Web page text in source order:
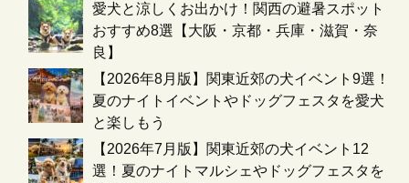
愛犬と涼しくお出かけ！関西の避暑スポット
おすすめ8選【大阪・京都・兵庫・滋賀・奈
良】
【2026年8月版】関東近郊の犬イベント9選！
夏のナイトイベントやドッグフェスタを愛犬
と楽しもう
【2026年7月版】関東近郊の犬イベント12
選！夏のナイトマルシェやドッグフェスタを